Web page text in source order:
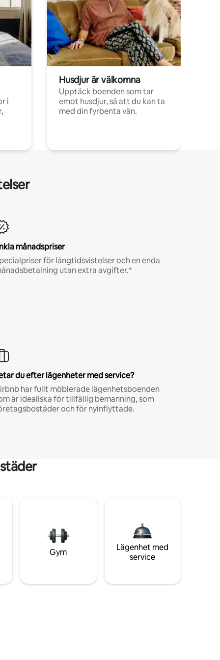
i
Husdjur är välkomna
Upptäck boenden som tar
emot husdjur, så att du kan ta
med din fyrbenta vän.
månadspriser
för långtidsvistelser och en enda
utan extra avgifter.*
du efter lägenheter med service?
har fullt möblerade lägenhetsboenden
är idealiska för tillfällig bemanning, som
och för nyinflyttade.
Gym
Lägenhet med
service